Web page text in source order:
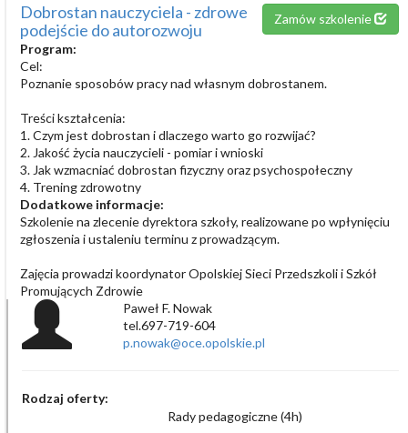
Dobrostan nauczyciela - zdrowe
podejście do autorozwoju
Zamów szkolenie
Program:
Cel:
Poznanie sposobów pracy nad własnym dobrostanem.
Treści kształcenia:
1. Czym jest dobrostan i dlaczego warto go rozwijać?
2. Jakość życia nauczycieli - pomiar i wnioski
3. Jak wzmacniać dobrostan fizyczny oraz psychospołeczny
4. Trening zdrowotny
Dodatkowe informacje:
Szkolenie na zlecenie dyrektora szkoły, realizowane po wpłynięciu
zgłoszenia i ustaleniu terminu z prowadzącym.
Zajęcia prowadzi koordynator Opolskiej Sieci Przedszkoli i Szkół
Promujących Zdrowie
Paweł F. Nowak
tel.697-719-604
p.nowak@oce.opolskie.pl
Rodzaj oferty:
Rady pedagogiczne (4h)